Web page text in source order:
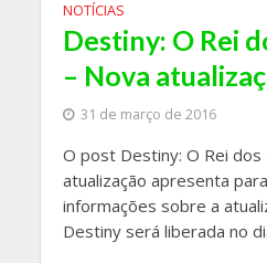
NOTÍCIAS
Destiny: O Rei
– Nova
31 de março de 2016
O post Destiny: O Rei dos
atualização apresenta
informações sobre a
Destiny será liberada no